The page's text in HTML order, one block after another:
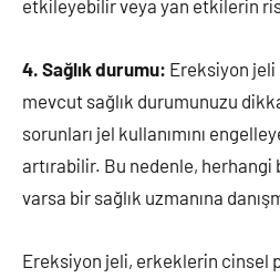
etkileyebilir veya yan etkilerin
4. Sağlık durumu: Ereksiyon
mevcut sağlık durumunuzu
sorunları jel kullanımını
artırabilir. Bu nedenle, herhangi
varsa bir sağlık uzmanına
Ereksiyon jeli, erkeklerin cinsel